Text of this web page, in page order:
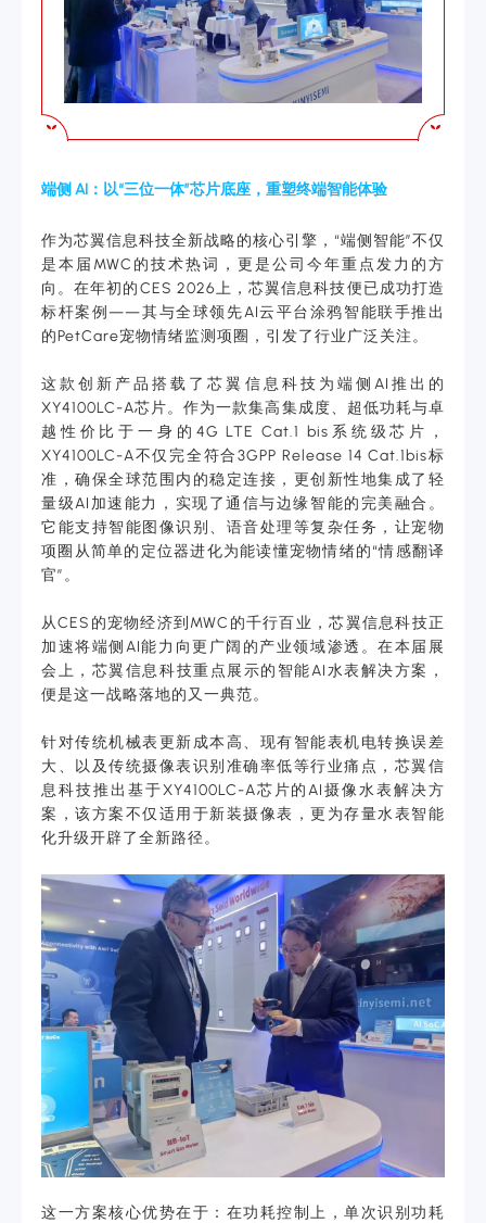
端侧 AI：以“三位一体”芯片底座，重塑终端智能体验
作为芯翼信息科技全新战略的核心引擎，“端侧智能”不仅
是本届MWC的技术热词，更是公司今年重点发力的方
向。在年初的CES 2026上，芯翼信息科技便已成功打造
标杆案例——其与全球领先AI云平台涂鸦智能联手推出
的PetCare宠物情绪监测项圈，引发了行业广泛关注。
这款创新产品搭载了芯翼信息科技为端侧AI推出的
XY4100LC-A芯片。作为一款集高集成度、超低功耗与卓
越性价比于一身的4G LTE Cat.1 bis系统级芯片，
XY4100LC-A不仅完全符合3GPP Release 14 Cat.1bis标
准，确保全球范围内的稳定连接，更创新性地集成了轻
量级AI加速能力，实现了通信与边缘智能的完美融合。
它能支持智能图像识别、语音处理等复杂任务，让宠物
项圈从简单的定位器进化为能读懂宠物情绪的“情感翻译
官”。
从CES的宠物经济到MWC的千行百业，芯翼信息科技正
加速将端侧AI能力向更广阔的产业领域渗透。在本届展
会上，芯翼信息科技重点展示的智能AI水表解决方案，
便是这一战略落地的又一典范。
针对传统机械表更新成本高、现有智能表机电转换误差
大、以及传统摄像表识别准确率低等行业痛点，芯翼信
息科技推出基于XY4100LC-A芯片的AI摄像水表解决方
案，该方案不仅适用于新装摄像表，更为存量水表智能
化升级开辟了全新路径。
这一方案核心优势在于：在功耗控制上，单次识别功耗